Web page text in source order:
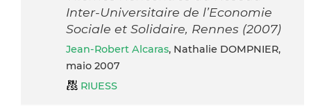
Inter-Universitaire de l’Economie
Sociale et Solidaire, Rennes (2007)
Jean-Robert Alcaras, Nathalie DOMPNIER,
maio 2007
RIUESS